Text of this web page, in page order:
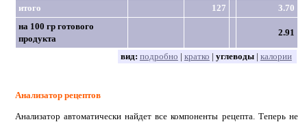
итого 127
3.70
на 100 гр готового
продукта
2.91
вид: подробно | кратко | углеводы| калории
Анализатор рецептов
Анализатор автоматически найдет все компоненты рецепта. Теперь не